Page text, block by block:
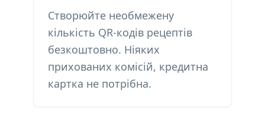
Створюйте необмежену
кількість QR-кодів рецептів
безкоштовно. Ніяких
прихованих комісій, кредитна
картка не потрібна.